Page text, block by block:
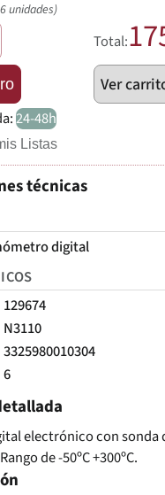
unidades)
Total:
Ver
24-48h
Listas
técnicas
digital
129674
N3110
3325980010304
6
electrónico con sonda
de -50ºC +300ºC.